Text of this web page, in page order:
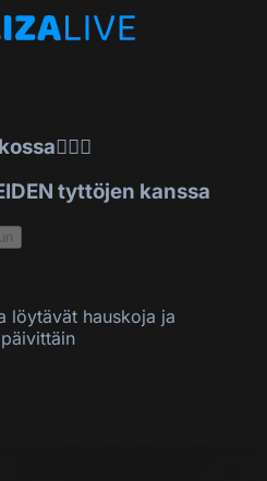
tyttöjen kanssa
löytävät hauskoja ja